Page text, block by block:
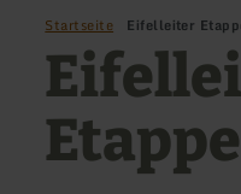
Startseite Eifelleiter